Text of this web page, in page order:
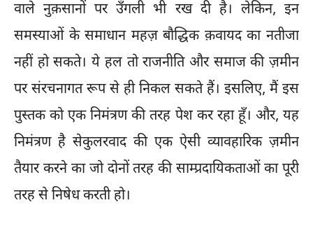
वाले नुक़सानों पर उँगली भी रख दी है। लेकिन, इन
समस्याओं के समाधान महज़ बौद्धिक क़वायद का नतीजा
नहीं हो सकते। ये हल तो राजनीति और समाज की ज़मीन
पर संरचनागत रूप से ही निकल सकते हैं। इसलिए, मैं इस
पुस्तक को एक निमंत्रण की तरह पेश कर रहा हूँ। और, यह
निमंत्रण है सेकुलरवाद की एक ऐसी व्यावहारिक ज़मीन
तैयार करने का जो दोनों तरह की साम्प्रदायिकताओं का पूरी
तरह से निषेध करती हो।